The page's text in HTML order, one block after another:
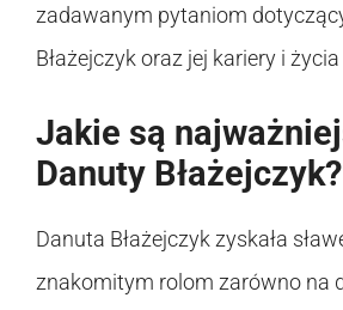
zadawanym pytaniom
Błażejczyk oraz jej kariery i
Jakie są
Danuty Błażejczyk?
Danuta Błażejczyk zyskała
znakomitym rolom zarówno na